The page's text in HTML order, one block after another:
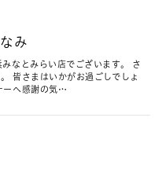
み
なとみらい店でございます。 さ
皆さまはいかがお過ごしでしょ
ーへ感謝の気…